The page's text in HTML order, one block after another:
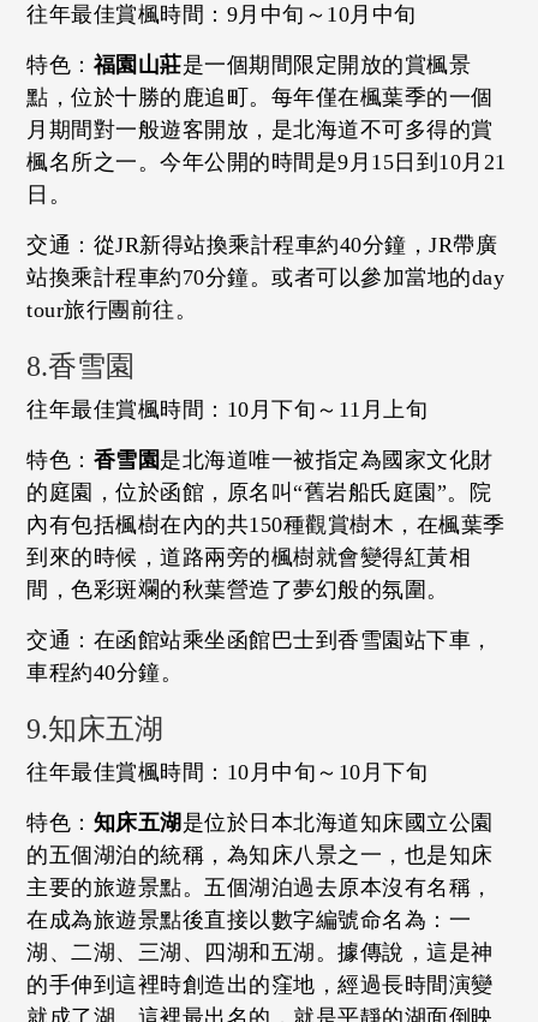
往年最佳賞楓時間：9月中旬～10月中旬
特色： 福園山莊是一個期間限定開放的賞楓景
點，位於十勝的鹿追町。每年僅在楓葉季的一個
月期間對一般遊客開放，是北海道不可多得的賞
楓名所之一。今年公開的時間是9月15日到10月21
日。
交通：從JR新得站換乘計程車約40分鐘，JR帶廣
站換乘計程車約70分鐘。或者可以參加當地的day
tour旅行團前往。
8.香雪園
往年最佳賞楓時間：10月下旬～11月上旬
特色： 香雪園是北海道唯一被指定為國家文化財
的庭園，位於函館，原名叫“舊岩船氏庭園”。院
內有包括楓樹在內的共150種觀賞樹木，在楓葉季
到來的時候，道路兩旁的楓樹就會變得紅黃相
間，色彩斑斕的秋葉營造了夢幻般的氛圍。
交通：在函館站乘坐函館巴士到香雪園站下車，
車程約40分鐘。
9.知床五湖
往年最佳賞楓時間：10月中旬～10月下旬
特色： 知床五湖 是位於日本北海道知床國立公園
的五個湖泊的統稱，為知床八景之一，也是知床
主要的旅遊景點。五個湖泊過去原本沒有名稱，
在成為旅遊景點後直接以數字編號命名為：一
湖、二湖、三湖、四湖和五湖。據傳說，這是神
的手伸到這裡時創造出的窪地，經過長時間演變
就成了湖。這裡最出名的，就是平靜的湖面倒映